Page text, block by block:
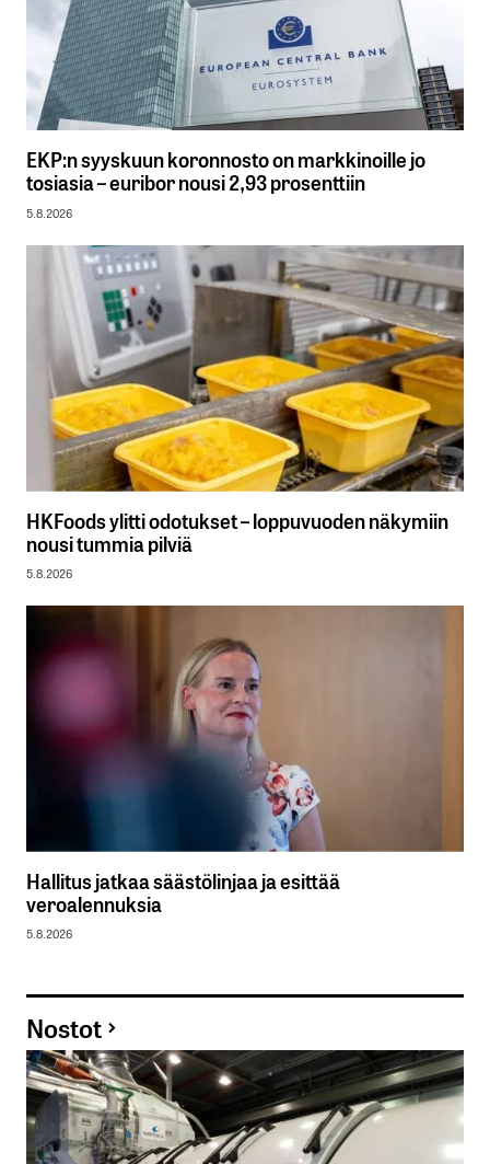
EKP:n syyskuun koronnosto on markkinoille jo
tosiasia – euribor nousi 2,93 prosenttiin
5.8.2026
HKFoods ylitti odotukset – loppuvuoden näkymiin
nousi tummia pilviä
5.8.2026
Hallitus jatkaa säästölinjaa ja esittää
veroalennuksia
5.8.2026
Nostot